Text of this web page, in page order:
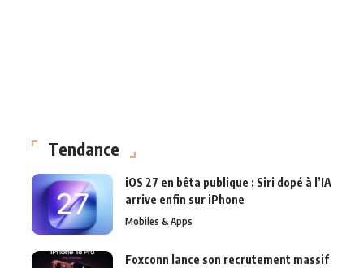
Tendance
iOS 27 en bêta publique : Siri dopé à l’IA
arrive enfin sur iPhone
Mobiles & Apps
Foxconn lance son recrutement massif